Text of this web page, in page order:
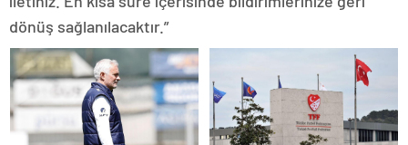
dönüş sağlanılacaktır.”